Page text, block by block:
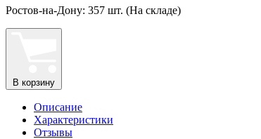
Ростов-на-Дону: 357 шт. (На складе)
В корзину
Описание
Характеристики
Отзывы